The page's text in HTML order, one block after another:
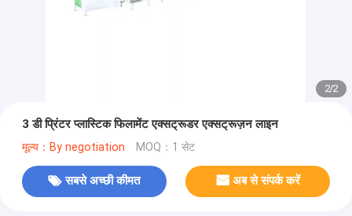
2/2
3 डी प्रिंटर प्लास्टिक फिलामेंट एक्सट्रूडर एक्सट्रूज़न लाइन
मूल्य：By negotiation MOQ：1 सेट
सबसे अच्छी कीमत अब से संपर्क करें